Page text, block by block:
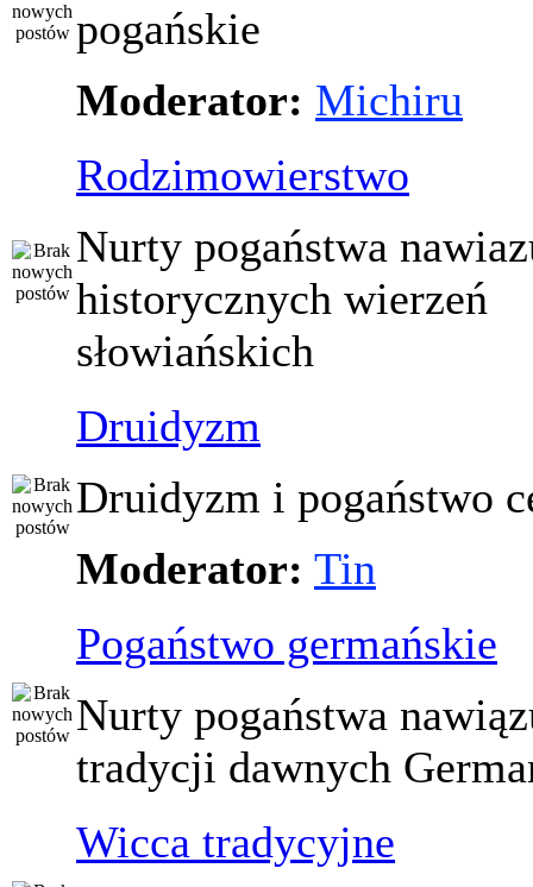
pogańskie
Moderator: Michiru
Rodzimowierstwo
Nurty pogaństwa
historycznych wierzeń
słowiańskich
Druidyzm
Druidyzm i pogaństwo
Moderator: Tin
Pogaństwo germańskie
Nurty pogaństwa
tradycji dawnych
Wicca tradycyjne